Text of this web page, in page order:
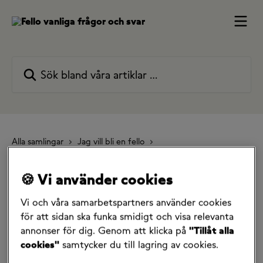
Alla samlingar
Jag vill bli en fello
nuvarande abonnemang?
Jag vill flytta mitt nummer
till Fello, behöver jag säga
🍪 Vi använder cookies
Vi och våra samarbetspartners använder cookies
för att sidan ska funka smidigt och visa relevanta
annonser för dig. Genom att klicka på"Tillåt alla
cookies" samtycker du till lagring av cookies.